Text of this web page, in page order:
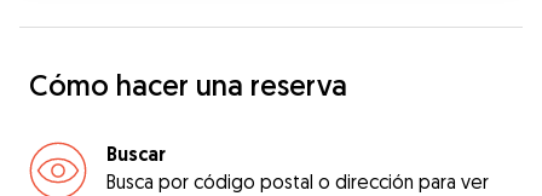
Cómo hacer una reserva
Buscar
Busca por código postal o dirección para ver